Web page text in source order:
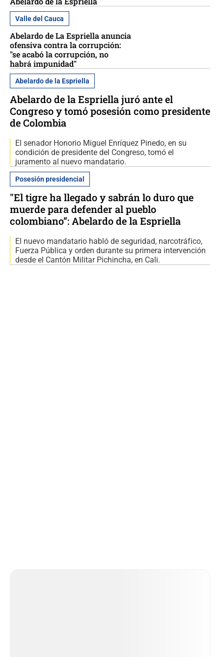
Valle del Cauca
Abelardo de La Espriella anuncia
ofensiva contra la corrupción:
"se acabó la corrupción, no
habrá impunidad"
Abelardo de la Espriella
Abelardo de la Espriella juró ante el
Congreso y tomó posesión como presidente
de Colombia
El senador Honorio Miguel Enríquez Pinedo, en su
condición de presidente del Congreso, tomó el
juramento al nuevo mandatario.
Posesión presidencial
"El tigre ha llegado y sabrán lo duro que
muerde para defender al pueblo
colombiano”: Abelardo de la Espriella
El nuevo mandatario habló de seguridad, narcotráfico,
Fuerza Pública y orden durante su primera intervención
desde el Cantón Militar Pichincha, en Cali.